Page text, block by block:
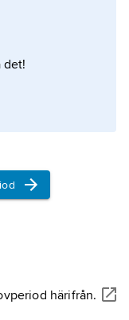
Se
det!
härifrån.